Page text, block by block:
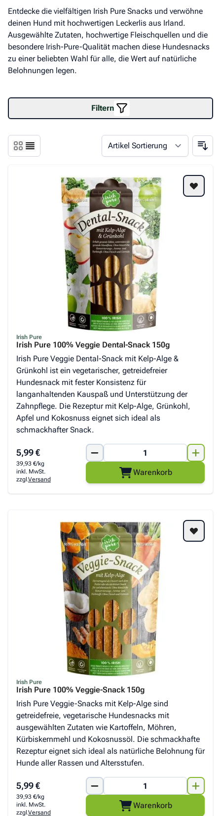
Entdecke die vielfältigen Irish Pure Snacks und verwöhne
deinen Hund mit hochwertigen Leckerlis aus Irland.
Ausgewählte Zutaten, hochwertige Fleischquellen und die
besondere Irish-Pure-Qualität machen diese Hundesnacks
zu einer beliebten Wahl für alle, die Wert auf natürliche
Belohnungen legen.
Filtern
Irish Pure
Irish Pure 100% Veggie Dental-Snack 150g
Irish Pure Veggie Dental-Snack mit Kelp-Alge &
Grünkohl ist ein vegetarischer, getreidefreier
Hundesnack mit fester Konsistenz für
langanhaltenden Kauspaß und Unterstützung der
Zahnpflege. Die Rezeptur mit Kelp-Alge, Grünkohl,
Apfel und Kokosnuss eignet sich ideal als
schmackhafter Snack.
5,99 €
39,93 €/kg
inkl. MwSt.
zzgl.Versand
Warenkorb
Irish Pure
Irish Pure 100% Veggie-Snack 150g
Irish Pure Veggie-Snacks mit Kelp-Alge sind
getreidefreie, vegetarische Hundesnacks mit
ausgewählten Zutaten wie Kartoffeln, Möhren,
Kürbiskernmehl und Kokosnussöl. Die schmackhafte
Rezeptur eignet sich ideal als natürliche Belohnung für
Hunde aller Rassen und Altersstufen.
5,99 €
39,93 €/kg
inkl. MwSt.
zzgl.Versand
Warenkorb